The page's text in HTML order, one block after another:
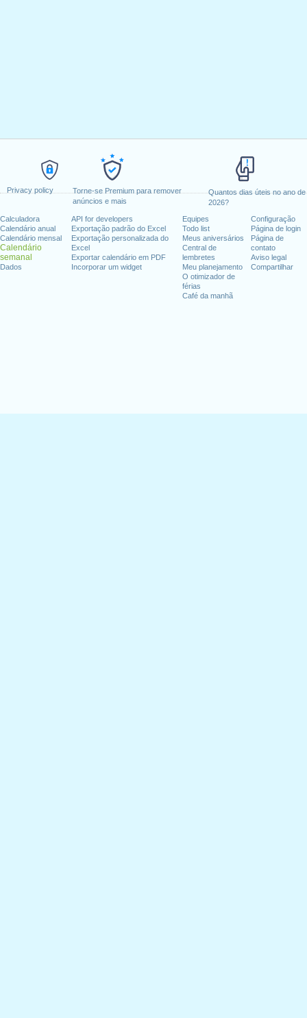
Privacy policy
Torne-se Premium para remover
anúncios e mais
Quantos dias úteis no ano de
2026?
Calculadora
Calendário anual
Calendário mensal
Calendário
semanal
Dados
API for developers
Exportação padrão do Excel
Exportação personalizada do
Excel
Exportar calendário em PDF
Incorporar um widget
Equipes
Todo list
Meus aniversários
Central de
lembretes
Meu planejamento
O otimizador de
férias
Café da manhã
Configuração
Página de login
Página de
contato
Aviso legal
Compartilhar